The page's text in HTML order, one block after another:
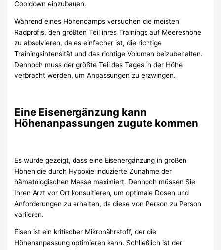
Cooldown einzubauen.
Während eines Höhencamps versuchen die meisten
Radprofis, den größten Teil ihres Trainings auf Meereshöhe
zu absolvieren, da es einfacher ist, die richtige
Trainingsintensität und das richtige Volumen beizubehalten.
Dennoch muss der größte Teil des Tages in der Höhe
verbracht werden, um Anpassungen zu erzwingen.
Eine Eisenergänzung kann
Höhenanpassungen zugute kommen
Es wurde gezeigt, dass eine Eisenergänzung in großen
Höhen die durch Hypoxie induzierte Zunahme der
hämatologischen Masse maximiert. Dennoch müssen Sie
Ihren Arzt vor Ort konsultieren, um optimale Dosen und
Anforderungen zu erhalten, da diese von Person zu Person
variieren.
Eisen ist ein kritischer Mikronährstoff, der die
Höhenanpassung optimieren kann. Schließlich ist der